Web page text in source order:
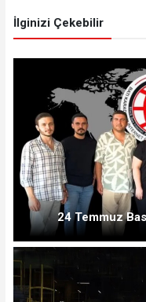
İlginizi Çekebilir
24 Temmuz